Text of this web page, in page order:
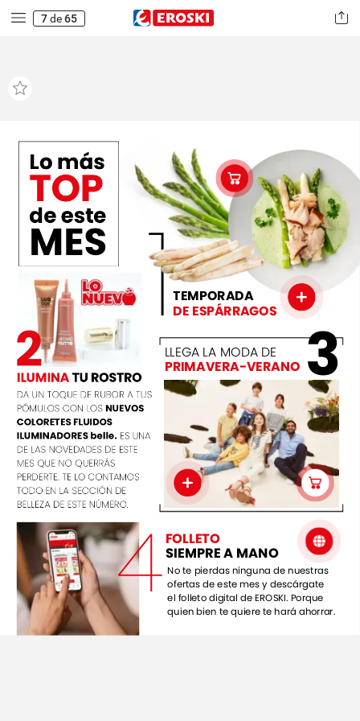
7de65
Lomás
TOP
deeste
MES
2 LLEGA LA MODA DE
PRIMAVERA-VERANO 3
FOLLETO
SIEMPREA MANO
4 No te pierdas ninguna de nuestras
ofertasde estemes ydescárgate
el folletodigital de EROSKI. Porque
quien bien tequierete hará ahorrar.
ILUMINATU ROSTRO
DA UN TOQUE DE RUBOR A TUS
PÓMULOS CON LOS NUEVOS
COLORETES FLUIDOS
ILUMINADORESbelle. ES UNA
DE LAS NOVEDADES DE ESTE
MES QUE NO QUERRÁS
PERDERTE. TE LO CONTAMOS
TODO EN LA SECCIÓN DE
BELLEZA DE ESTE NÚMERO.
TEMPORADA
DE ESPÁRRAGOS
1